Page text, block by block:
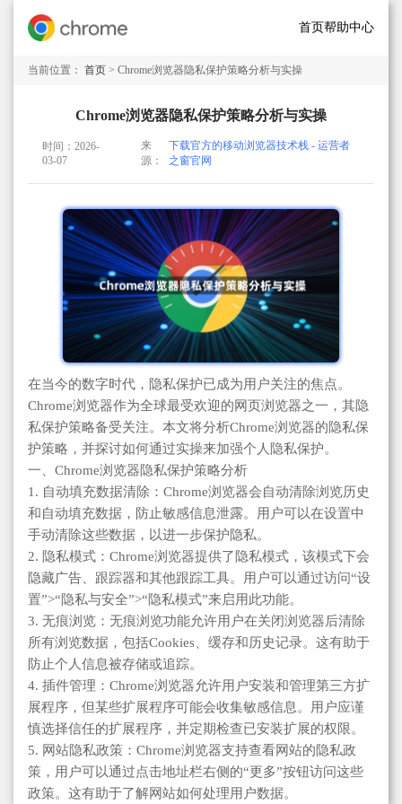
首页帮助中心
当前位置： 首页 > Chrome浏览器隐私保护策略分析与实操
Chrome浏览器隐私保护策略分析与实操
时间：2026-
03-07
来
源：
下载官方的移动浏览器技术栈 - 运营者
之窗官网
在当今的数字时代，隐私保护已成为用户关注的焦点。
Chrome浏览器作为全球最受欢迎的网页浏览器之一，其隐
私保护策略备受关注。本文将分析Chrome浏览器的隐私保
护策略，并探讨如何通过实操来加强个人隐私保护。
一、Chrome浏览器隐私保护策略分析
1. 自动填充数据清除：Chrome浏览器会自动清除浏览历史
和自动填充数据，防止敏感信息泄露。用户可以在设置中
手动清除这些数据，以进一步保护隐私。
2. 隐私模式：Chrome浏览器提供了隐私模式，该模式下会
隐藏广告、跟踪器和其他跟踪工具。用户可以通过访问“设
置”>“隐私与安全”>“隐私模式”来启用此功能。
3. 无痕浏览：无痕浏览功能允许用户在关闭浏览器后清除
所有浏览数据，包括Cookies、缓存和历史记录。这有助于
防止个人信息被存储或追踪。
4. 插件管理：Chrome浏览器允许用户安装和管理第三方扩
展程序，但某些扩展程序可能会收集敏感信息。用户应谨
慎选择信任的扩展程序，并定期检查已安装扩展的权限。
5. 网站隐私政策：Chrome浏览器支持查看网站的隐私政
策，用户可以通过点击地址栏右侧的“更多”按钮访问这些
政策。这有助于了解网站如何处理用户数据。